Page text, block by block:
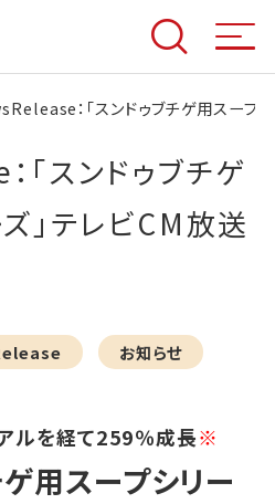
：「スンドゥブチゲ用スープ
スンドゥブチゲ
」テレビCM放送
お知らせ
ルを経て259％成長※
ゲ用スープシリー